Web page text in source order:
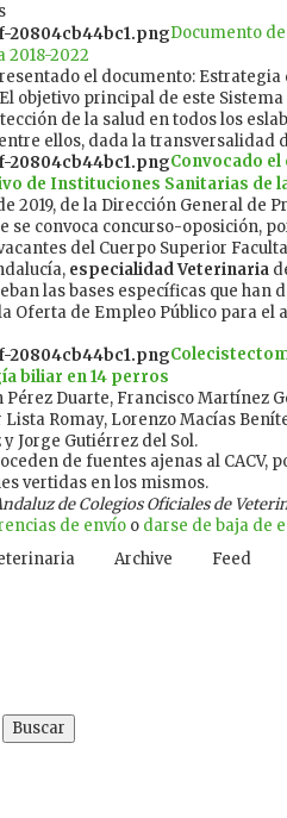
Documento
2022
el documento:
objetivo principal de este
de la salud en todos los
ellos, dada la transversalidad
Convocado
de Instituciones Sanitarias de
2019, de la Dirección General de
se convoca concurso-oposición,
del Cuerpo Superior
especialidad Veterinaria
las bases específicas que han
Oferta de Empleo Público para el
biliar en 14 perros
Pérez Duarte, Francisco Martínez
Romay, Lorenzo Macías
Jorge Gutiérrez del Sol.
de fuentes ajenas al CACV,
vertidas en los mismos.
de Colegios Oficiales de
de envío o darse de baja de
Archive Feed